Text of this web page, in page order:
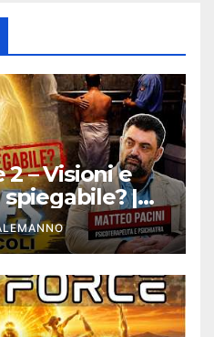
– Visioni e
|
294